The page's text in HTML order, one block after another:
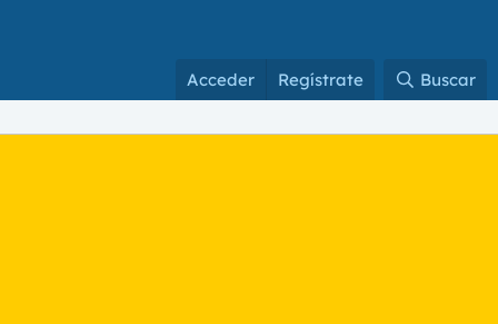
Acceder Regístrate Buscar